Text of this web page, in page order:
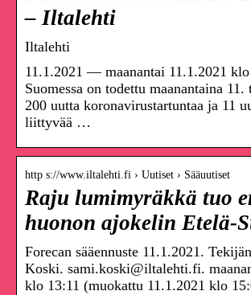
– Iltalehti
Iltalehti
11.1.2021 — maanantai 11.1.2021
Suomessa on todettu maanantaina
200 uutta koronavirustartuntaa ja 11
liittyvää …
http s://www.iltalehti.fi › Uutiset › Sääuutiset
Raju lumimyräkkä tuo
huonon ajokelin Etelä-
Forecan sääennuste 11.1.2021.
Koski. sami.koski@iltalehti.fi.
klo 13:11 (muokattu 11.1.2021 klo